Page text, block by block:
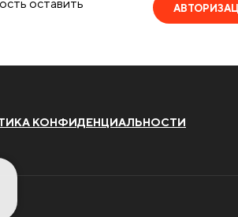
оставить
КОНФИДЕНЦИАЛЬНОСТИ